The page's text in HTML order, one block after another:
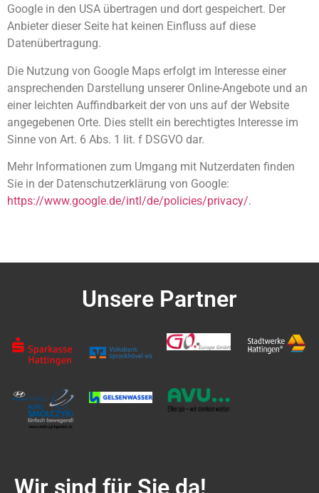
Google in den USA übertragen und dort gespeichert. Der
Anbieter dieser Seite hat keinen Einfluss auf diese
Datenübertragung.
Die Nutzung von Google Maps erfolgt im Interesse einer
ansprechenden Darstellung unserer Online-Angebote und an
einer leichten Auffindbarkeit der von uns auf der Website
angegebenen Orte. Dies stellt ein berechtigtes Interesse im
Sinne von Art. 6 Abs. 1 lit. f DSGVO dar.
Mehr Informationen zum Umgang mit Nutzerdaten finden
Sie in der Datenschutzerklärung von Google:
https://www.google.de/intl/de/policies/privacy/.
Unsere Partner
Wir sind für Sie da!